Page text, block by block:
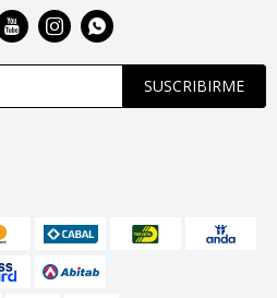
SUSCRIBIRME
  